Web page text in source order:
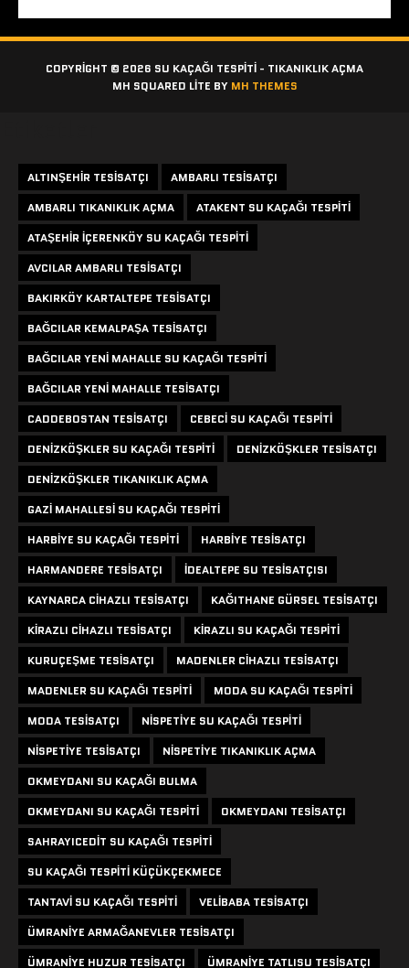
COPYRIGHT © 2026 SU KAÇAĞI TESPITI - TIKANIKLIK AÇMA
MH SQUARED LITE BY MH THEMES
ALTINŞEHIR TESISATÇI
AMBARLI TESISATÇI
AMBARLI TIKANIKLIK AÇMA
ATAKENT SU KAÇAĞI TESPITI
ATAŞEHIR IÇERENKÖY SU KAÇAĞI TESPITI
AVCILAR AMBARLI TESISATÇI
BAKIRKÖY KARTALTEPE TESISATÇI
BAĞCILAR KEMALPAŞA TESISATÇI
BAĞCILAR YENI MAHALLE SU KAÇAĞI TESPITI
BAĞCILAR YENI MAHALLE TESISATÇI
CADDEBOSTAN TESISATÇI
CEBECI SU KAÇAĞI TESPITI
DENIZKÖŞKLER SU KAÇAĞI TESPITI
DENIZKÖŞKLER TESISATÇI
DENIZKÖŞKLER TIKANIKLIK AÇMA
GAZI MAHALLESI SU KAÇAĞI TESPITI
HARBIYE SU KAÇAĞI TESPITI
HARBIYE TESISATÇI
HARMANDERE TESISATÇI
IDEALTEPE SU TESISATÇISI
KAYNARCA CIHAZLI TESISATÇI
KAĞITHANE GÜRSEL TESISATÇI
KIRAZLI CIHAZLI TESISATÇI
KIRAZLI SU KAÇAĞI TESPITI
KURUÇEŞME TESISATÇI
MADENLER CIHAZLI TESISATÇI
MADENLER SU KAÇAĞI TESPITI
MODA SU KAÇAĞI TESPITI
MODA TESISATÇI
NISPETIYE SU KAÇAĞI TESPITI
NISPETIYE TESISATÇI
NISPETIYE TIKANIKLIK AÇMA
OKMEYDANI SU KAÇAĞI BULMA
OKMEYDANI SU KAÇAĞI TESPITI
OKMEYDANI TESISATÇI
SAHRAYICEDIT SU KAÇAĞI TESPITI
SU KAÇAĞI TESPITI KÜÇÜKÇEKMECE
TANTAVI SU KAÇAĞI TESPITI
VELIBABA TESISATÇI
ÜMRANIYE ARMAĞANEVLER TESISATÇI
ÜMRANIYE HUZUR TESISATÇI
ÜMRANIYE TATLISU TESISATÇI